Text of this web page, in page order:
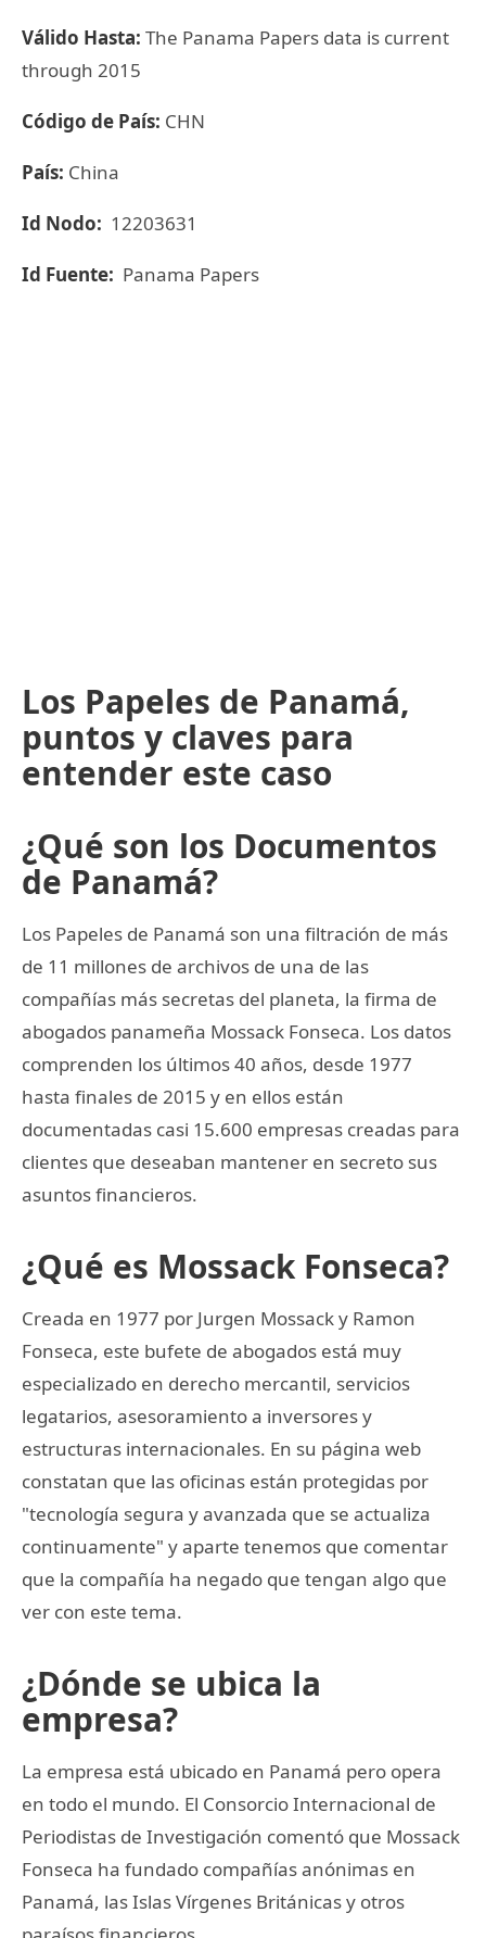
Válido Hasta: The Panama Papers data is current
through 2015
Código de País: CHN
País: China
Id Nodo: 12203631
Id Fuente: Panama Papers
Los Papeles de Panamá,
puntos y claves para
entender este caso
¿Qué son los Documentos
de Panamá?
Los Papeles de Panamá son una filtración de más
de 11 millones de archivos de una de las
compañías más secretas del planeta, la firma de
abogados panameña Mossack Fonseca. Los datos
comprenden los últimos 40 años, desde 1977
hasta finales de 2015 y en ellos están
documentadas casi 15.600 empresas creadas para
clientes que deseaban mantener en secreto sus
asuntos financieros.
¿Qué es Mossack Fonseca?
Creada en 1977 por Jurgen Mossack y Ramon
Fonseca, este bufete de abogados está muy
especializado en derecho mercantil, servicios
legatarios, asesoramiento a inversores y
estructuras internacionales. En su página web
constatan que las oficinas están protegidas por
"tecnología segura y avanzada que se actualiza
continuamente" y aparte tenemos que comentar
que la compañía ha negado que tengan algo que
ver con este tema.
¿Dónde se ubica la
empresa?
La empresa está ubicado en Panamá pero opera
en todo el mundo. El Consorcio Internacional de
Periodistas de Investigación comentó que Mossack
Fonseca ha fundado compañías anónimas en
Panamá, las Islas Vírgenes Británicas y otros